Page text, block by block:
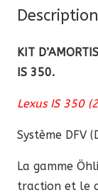
Track
Lexus
350
Description
KIT
IS 350.
Lexus IS 350
Système DFV
La gamme
traction et le